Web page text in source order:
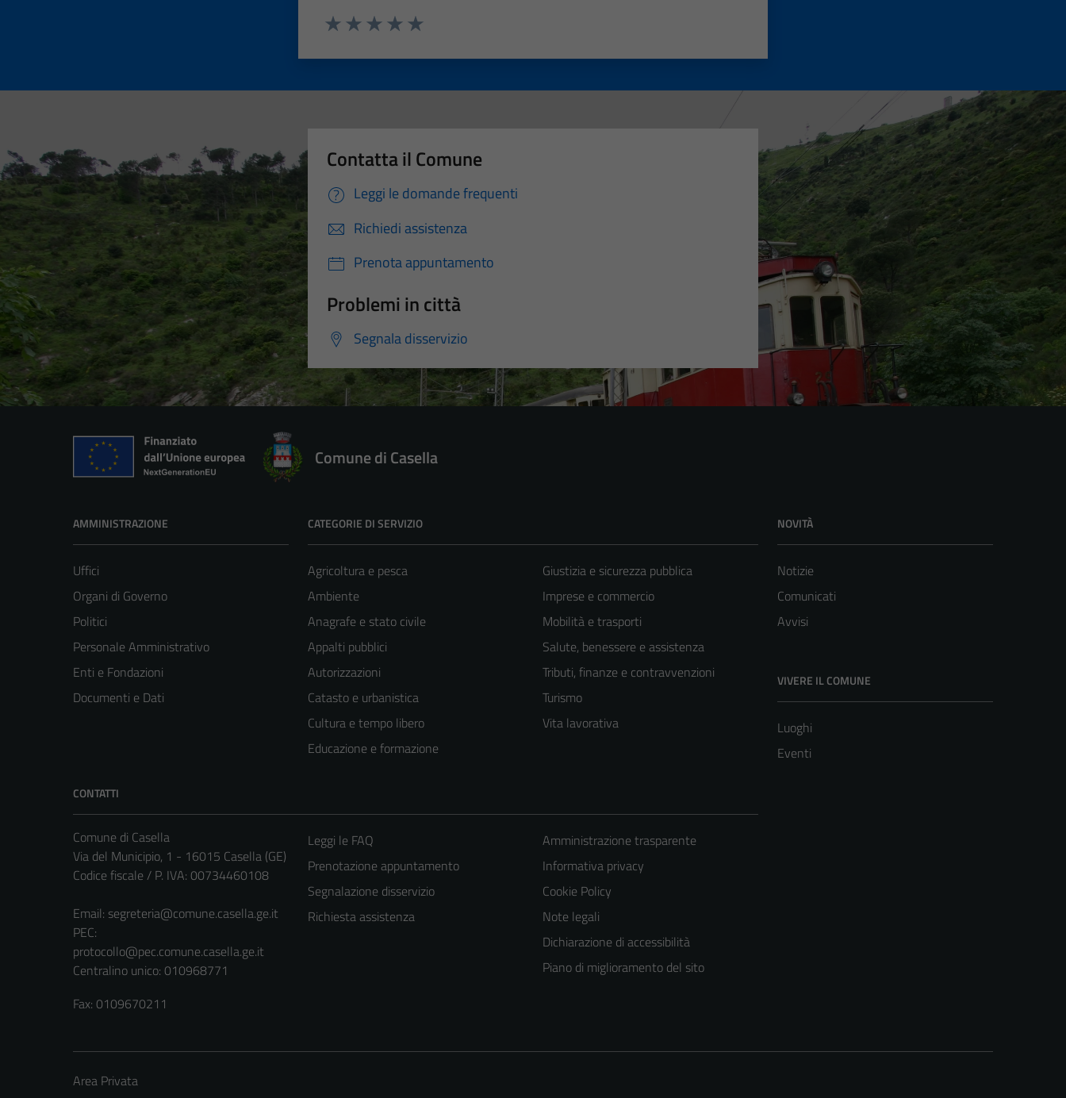
Contatta il Comune
Leggi le domande frequenti
Richiedi assistenza
Prenota appuntamento
Problemi in città
Segnala disservizio
Comune di Casella
AMMINISTRAZIONE
Uffici
Organi di Governo
Politici
Personale Amministrativo
Enti e Fondazioni
Documenti e Dati
CATEGORIE DI SERVIZIO
Agricoltura e pesca
Ambiente
Anagrafe e stato civile
Appalti pubblici
Autorizzazioni
Catasto e urbanistica
Cultura e tempo libero
Educazione e formazione
Giustizia e sicurezza pubblica
Imprese e commercio
Mobilità e trasporti
Salute, benessere e assistenza
Tributi, finanze e contravvenzioni
Turismo
Vita lavorativa
NOVITÀ
Notizie
Comunicati
Avvisi
VIVERE IL COMUNE
Luoghi
Eventi
CONTATTI
Comune di Casella
Via del Municipio, 1 - 16015 Casella (GE)
Codice fiscale / P. IVA: 00734460108
Email: segreteria@comune.casella.ge.it
PEC:
protocollo@pec.comune.casella.ge.it
Centralino unico: 010968771
Fax: 0109670211
Leggi le FAQ
Prenotazione appuntamento
Segnalazione disservizio
Richiesta assistenza
Amministrazione trasparente
Informativa privacy
Cookie Policy
Note legali
Dichiarazione di accessibilità
Piano di miglioramento del sito
Area Privata
Tecnici
Questi cookie
del sito e non